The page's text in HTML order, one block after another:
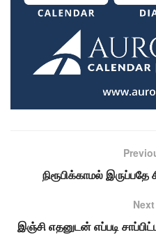
நிரூபிக்காமல் இருப்பதே
இஞ்சி எதனுடன் எப்படி